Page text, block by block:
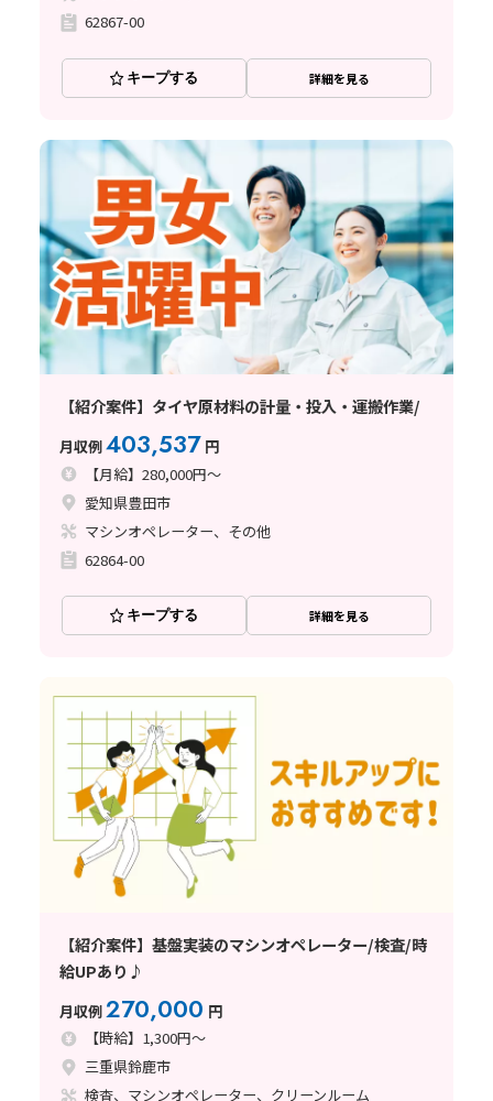
62867-00
キープする 詳細を見る
【紹介案件】タイヤ原材料の計量・投入・運搬作業/
月収例403,537 円
【月給】280,000円～
愛知県豊田市
マシンオペレーター、その他
62864-00
キープする 詳細を見る
【紹介案件】基盤実装のマシンオペレーター/検査/時
給UPあり♪
月収例270,000 円
【時給】1,300円～
三重県鈴鹿市
検査、マシンオペレーター、クリーンルーム